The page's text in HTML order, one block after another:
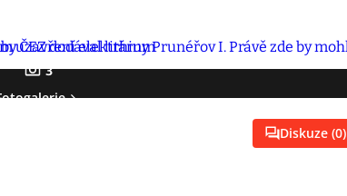
3
Diskuze (0)